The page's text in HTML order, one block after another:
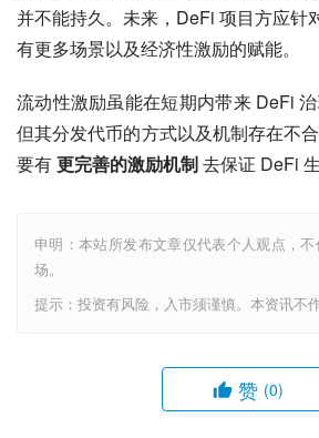
并不能持久。未来，DeFi 项目方应针
有更多场景以及经济性激励的赋能。
流动性激励虽能在短期内带来 DeFi
但其分发代币的方式以及机制存在不
要有 更完善的激励机制 去保证 DeFi
申明：本站所发布文章仅代表个人观点，
场。
提示：投资有风险，入市须谨慎。本资讯不
赞 (0)